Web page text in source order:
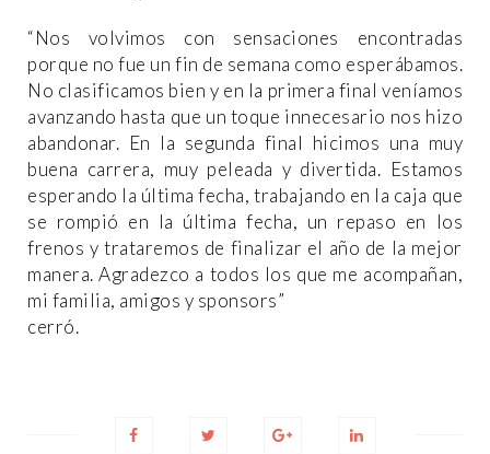
“Nos volvimos con sensaciones encontradas
porque no fue un fin de semana como esperábamos.
No clasificamos bien y en la primera final veníamos
avanzando hasta que un toque innecesario nos hizo
abandonar. En la segunda final hicimos una muy
buena carrera, muy peleada y divertida. Estamos
esperando la última fecha, trabajando en la caja que
se rompió en la última fecha, un repaso en los
frenos y trataremos de finalizar el año de la mejor
manera. Agradezco a todos los que me acompañan,
mi familia, amigos y sponsors”
cerró.